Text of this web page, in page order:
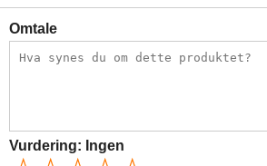
Omtale
Vurdering: Ingen